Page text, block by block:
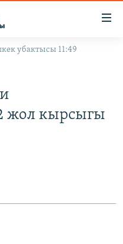
убактысы 11:49
жол кырсыгы